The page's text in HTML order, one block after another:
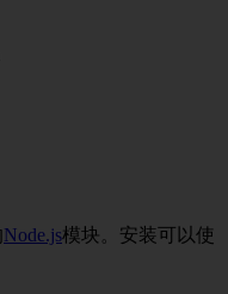
Node.js模块。安装可以使